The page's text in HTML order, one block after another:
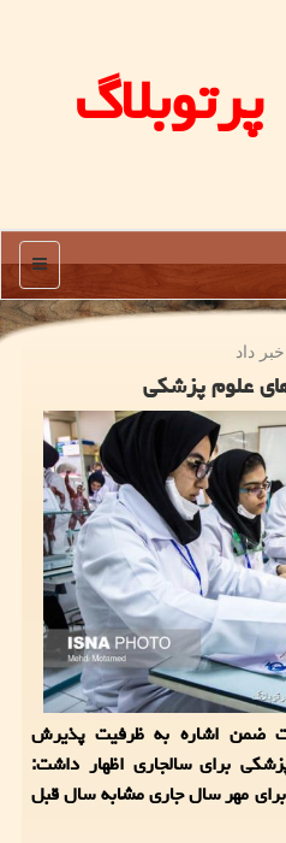
پرتوبلاگ
منو
داد
علوم پزشكی
ضمن اشاره به ظرفیت پذیرش
برای سالجاری اظهار داشت:
مهر سال جاری مشابه سال قبل